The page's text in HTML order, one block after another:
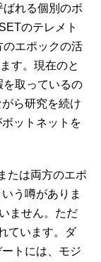
れる個別のボ
のテレメト
のエポックの活
す。現在のと
を取っているの
ら研究を続け
ットネットを
たは両方のエポ
う噂がありま
ません。ただ
ています。ダ
トには、モジ